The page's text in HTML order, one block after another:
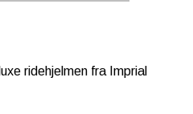
ridehjelmen fra Imprial